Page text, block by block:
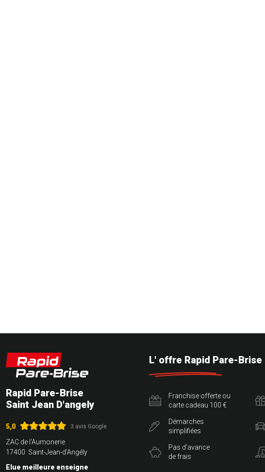
Rapid Pare-Brise
Saint Jean D'angely
5,0 3 avis Google
ZAC de l'Aumonerie
17400 Saint-Jean-d'Angély
Elue meilleure enseigne
L' offre Rapid Pare-Brise
Franchise offerte ou
carte cadeau 100 €
Démarches
simplifiées
Pas d'avance
de frais